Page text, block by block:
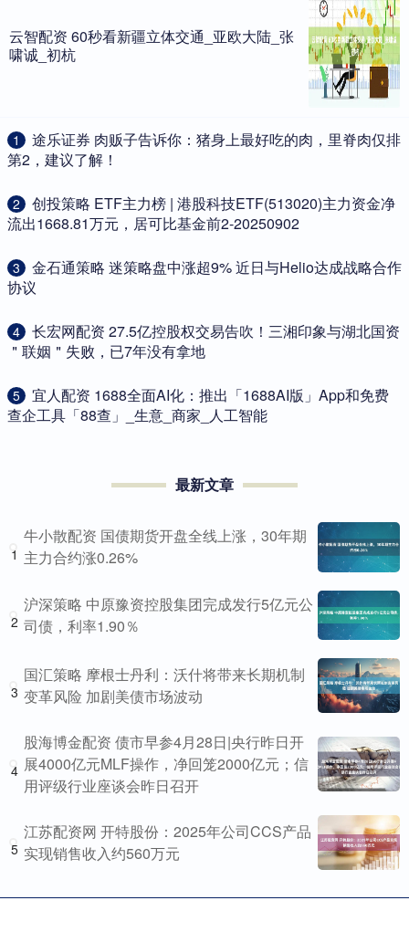
云智配资 60秒看新疆立体交通_亚欧大陆_张
啸诚_初杭
1
​途乐证券 肉贩子告诉你：猪身上最好吃的肉，里脊肉仅排
第2，建议了解！
2
​创投策略 ETF主力榜 | 港股科技ETF(513020)主力资金净
流出1668.81万元，居可比基金前2-20250902
3
​金石通策略 迷策略盘中涨超9% 近日与Helio达成战略合作
协议
4
​长宏网配资 27.5亿控股权交易告吹！三湘印象与湖北国资
＂联姻＂失败，已7年没有拿地
5
​宜人配资 1688全面AI化：推出「1688AI版」App和免费
查企工具「88查」_生意_商家_人工智能
最新文章
1
牛小散配资 国债期货开盘全线上涨，30年期
主力合约涨0.26%
2
沪深策略 中原豫资控股集团完成发行5亿元公
司债，利率1.90％
3
国汇策略 摩根士丹利：沃什将带来长期机制
变革风险 加剧美债市场波动
4
股海博金配资 债市早参4月28日|央行昨日开
展4000亿元MLF操作，净回笼2000亿元；信
用评级行业座谈会昨日召开
5
江苏配资网 开特股份：2025年公司CCS产品
实现销售收入约560万元